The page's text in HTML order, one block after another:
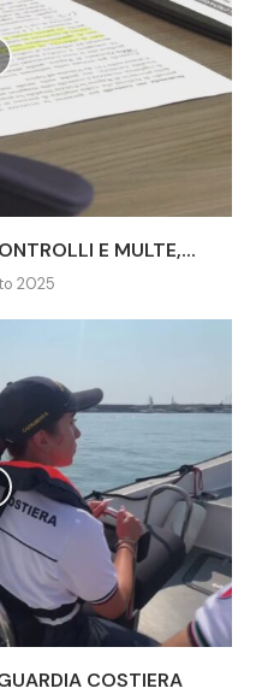
E MULTE,...
2025
COSTIERA